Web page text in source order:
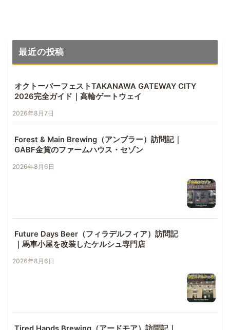
最近の投稿
オクトーバーフェストTAKANAWA GATEWAY CITY
2026完全ガイド｜高輪ゲートウェイ
2026年8月7日
Forest & Main Brewing（アンブラー）訪問記｜
GABF金賞のファームハウス・セゾン
2026年8月6日
Future Days Beer（フィラデルフィア）訪問記
｜馬車小屋を改装したケルシュ専門店
2026年8月6日